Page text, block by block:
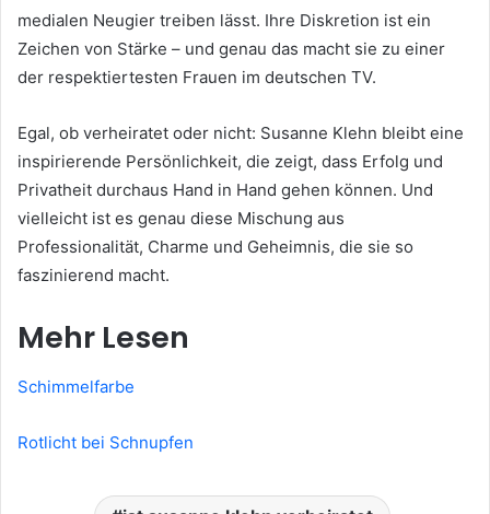
medialen Neugier treiben lässt. Ihre Diskretion ist ein
Zeichen von Stärke – und genau das macht sie zu einer
der respektiertesten Frauen im deutschen TV.
Egal, ob verheiratet oder nicht: Susanne Klehn bleibt eine
inspirierende Persönlichkeit, die zeigt, dass Erfolg und
Privatheit durchaus Hand in Hand gehen können. Und
vielleicht ist es genau diese Mischung aus
Professionalität, Charme und Geheimnis, die sie so
faszinierend macht.
Mehr Lesen
Schimmelfarbe
Rotlicht bei Schnupfen